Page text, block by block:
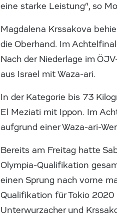
eine starke Leistung“, so
Magdalena Krssakova
die Oberhand. Im
Nach der Niederlage im
aus Israel mit Waza-ari.
In der Kategorie bis 73
El Meziati mit Ippon. Im
aufgrund einer Waza-ari-
Bereits am Freitag hatte
Olympia-Qualifikation
einen Sprung nach vorne
Qualifikation für Tokio
Unterwurzacher und